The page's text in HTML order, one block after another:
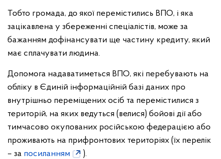
Тобто громада, до якої перемістились ВПО, і яка
зацікавлена у збереженні спеціалістів, може за
бажанням дофінансувати ще частину кредиту, який
має сплачувати людина.
Допомога надаватиметься ВПО, які перебувають на
обліку в Єдиній інформаційній базі даних про
внутрішньо переміщених осіб та перемістилися з
територій, на яких ведуться (велися) бойові дії або
тимчасово окупованих російською федерацією або
проживають на прифронтових територіях (їх перелік
– за посиланням ).